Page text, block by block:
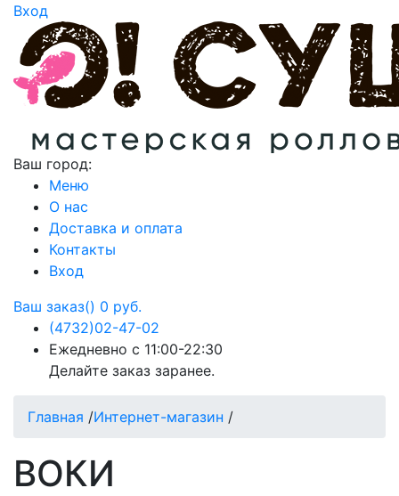
Вход
Ваш город:
Меню
О нас
Доставка и оплата
Контакты
Вход
Ваш заказ() 0 руб.
(4732)02-47-02
Ежедневно с 11:00-22:30
Делайте заказ заранее.
Главная /Интернет-магазин /
ВОКИ